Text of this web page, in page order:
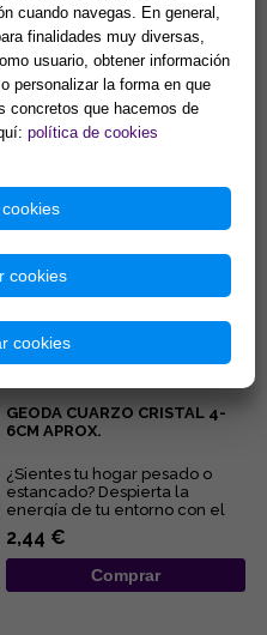
COLGANTE ARBOL DE LA VIDA
7 CHAKRAS Y PUNTA MINERAL
(MINERALES SURTIDOS)
Lleva contigo un poderoso
amuleto de armonía y
protección que combina la
GEODA CUARZO CRISTAL 4-
6CM APROX.
¿Sientes tu hogar pesado o
estancado? Despierta la
energía de tu entorno con el
sanador maestro de la
naturale...
2,44 €
Comprar
cuando navegas. En general,
finalidades muy diversas,
usuario, obtener información
personalizar la forma en que
concretos que hacemos de
política de cookies
cookies
cookies